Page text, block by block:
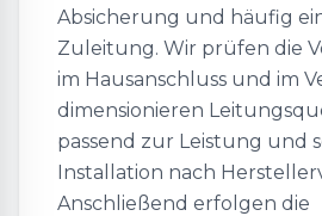
Absicherung und häufig
Zuleitung. Wir prüfen die
im Hausanschluss und im
dimensionieren
passend zur Leistung und
Installation nach
Anschließend erfolgen die